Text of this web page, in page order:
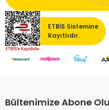
ETBİS Sistemine
Kayıtlıdır.
Bültenimize Abone